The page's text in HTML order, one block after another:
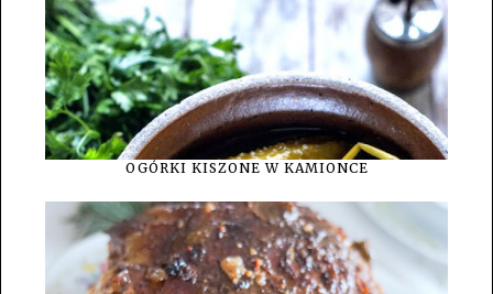
OGÓRKI KISZONE W KAMIONCE